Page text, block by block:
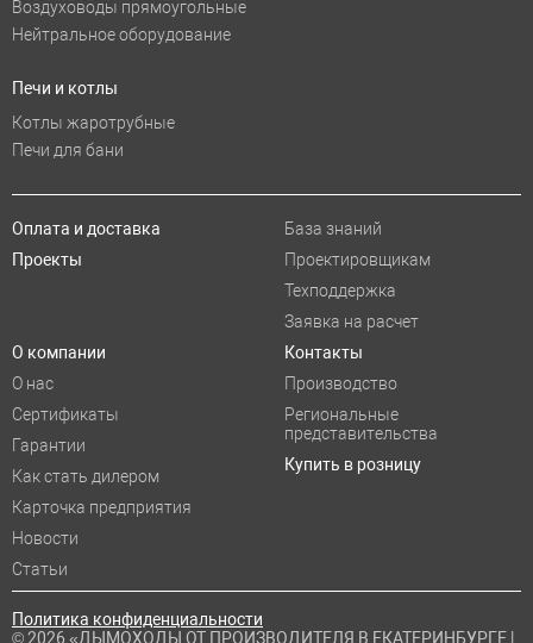
Воздуховоды прямоугольные
Нейтральное оборудование
Печи и котлы
Котлы жаротрубные
Печи для бани
Политика конфиденциальности
© 2026 «ДЫМОХОДЫ ОТ ПРОИЗВОДИТЕЛЯ В ЕКАТЕРИНБУРГЕ |
Оплата и доставка
Проекты
База знаний
Проектировщикам
Техподдержка
Заявка на расчет
О компании
О нас
Сертификаты
Гарантии
Как стать дилером
Карточка предприятия
Новости
Статьи
Контакты
Производство
Региональные
представительства
Купить в розницу